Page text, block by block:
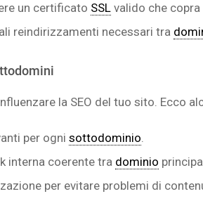
un certificato SSLvalido che
reindirizzamenti necessari tra
la SEO del tuo sito. Ecco
per ogni sottodominio
interna coerente tra dominio
per evitare problemi di